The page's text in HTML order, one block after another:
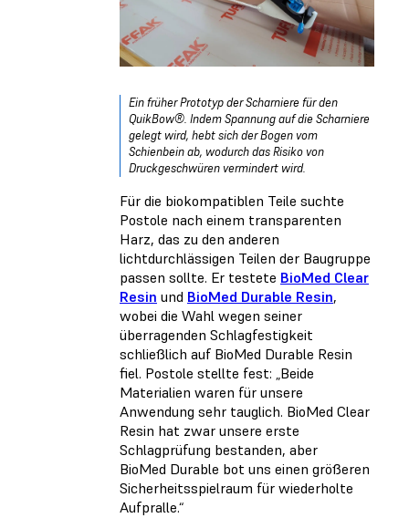
Ein früher Prototyp der Scharniere für den
QuikBow®. Indem Spannung auf die Scharniere
gelegt wird, hebt sich der Bogen vom
Schienbein ab, wodurch das Risiko von
Druckgeschwüren vermindert wird.
Für die biokompatiblen Teile suchte
Postole nach einem transparenten
Harz, das zu den anderen
lichtdurchlässigen Teilen der Baugruppe
passen sollte. Er testete BioMed Clear
Resin und BioMed Durable Resin,
wobei die Wahl wegen seiner
überragenden Schlagfestigkeit
schließlich auf BioMed Durable Resin
fiel. Postole stellte fest: „Beide
Materialien waren für unsere
Anwendung sehr tauglich. BioMed Clear
Resin hat zwar unsere erste
Schlagprüfung bestanden, aber
BioMed Durable bot uns einen größeren
Sicherheitsspielraum für wiederholte
Aufpralle.“